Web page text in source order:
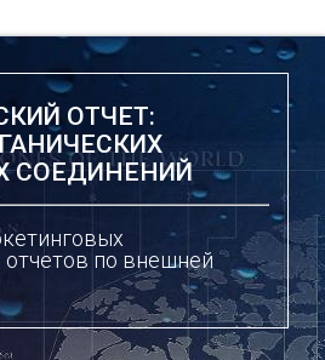
ОТЧЕТ:
СОЕДИНЕНИЙ
по внешней